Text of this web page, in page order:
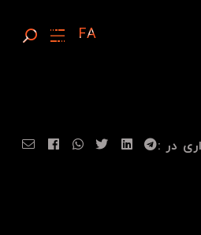
در :